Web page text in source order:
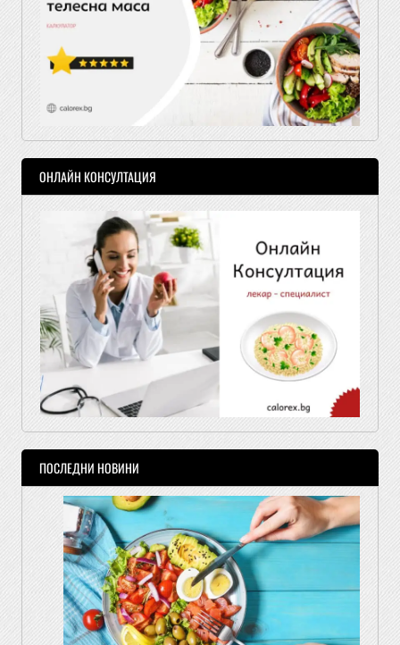
ОНЛАЙН КОНСУЛТАЦИЯ
ПОСЛЕДНИ НОВИНИ